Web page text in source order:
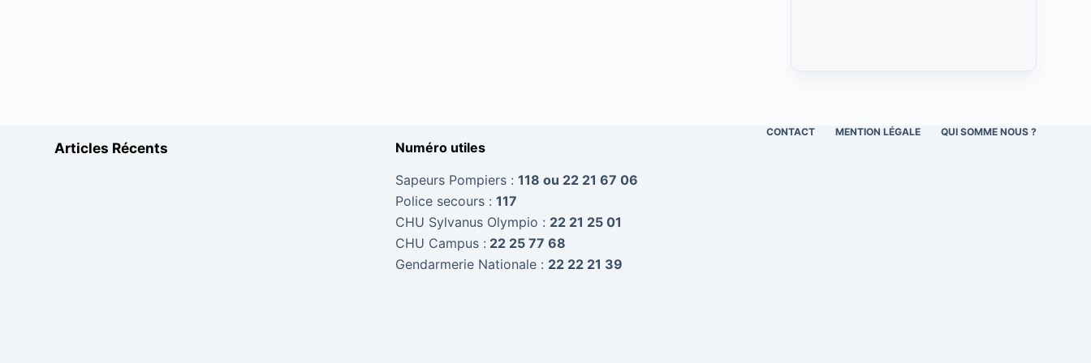
CONTACT MENTION LÉGALE QUI SOMME NOUS ?
Articles Récents
Numéro utiles
Sapeurs Pompiers :118 ou 22 21 67 06
Police secours :117
CHU Sylvanus Olympio : 22 21 25 01
CHU Campus : 22 25 77 68
Gendarmerie Nationale : 22 22 21 39